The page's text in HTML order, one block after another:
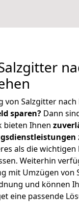
von Salzgitter
sparen? Dann
bieten Ihnen
als die
Weiterhin
mit Umzügen von
und können
eine passende